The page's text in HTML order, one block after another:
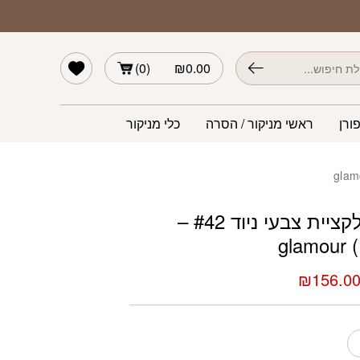
₪0.00
(
0
)
ראשי מניקור / הסרה כלי מניקור
לק ג’ל קולקציית צבעי ניוד #42 –
המחיר
₪236.00.
₪156.00
המחיר
הנוכחי